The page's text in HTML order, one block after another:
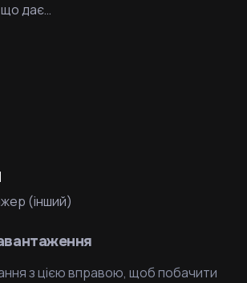
дає…
(інший)
з цією вправою, щоб побачити